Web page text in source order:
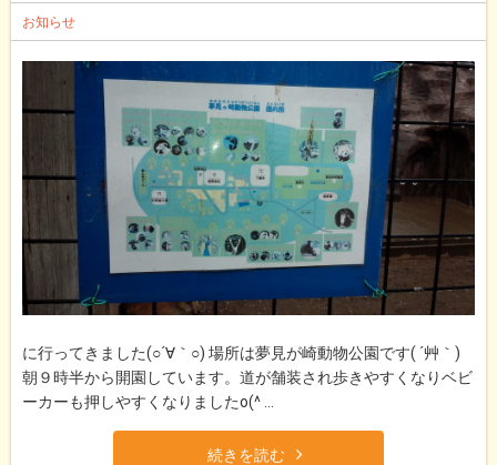
お知らせ
に行ってきました(○´∀｀○) 場所は夢見が崎動物公園です( ´艸｀)
朝９時半から開園しています。道が舗装され歩きやすくなりベビ
ーカーも押しやすくなりましたo(^ ...
続きを読む